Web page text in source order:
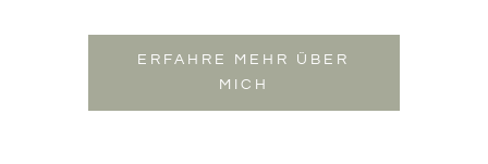
ERFAHRE MEHR ÜBER
MICH